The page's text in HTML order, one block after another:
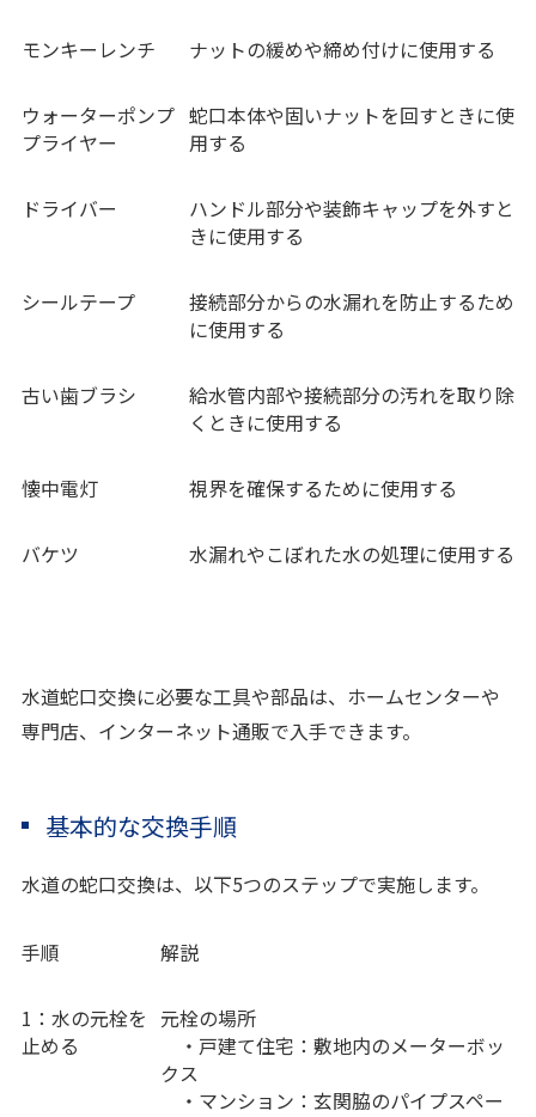
モンキーレンチ ナットの緩めや締め付けに使用する
ウォーターポンプ
プライヤー
蛇口本体や固いナットを回すときに使
用する
ドライバー
ハンドル部分や装飾キャップを外すと
きに使用する
シールテープ
接続部分からの水漏れを防止するため
に使用する
古い歯ブラシ
給水管内部や接続部分の汚れを取り除
くときに使用する
懐中電灯 視界を確保するために使用する
バケツ 水漏れやこぼれた水の処理に使用する
水道蛇口交換に必要な工具や部品は、ホームセンターや
専門店、インターネット通販で入手できます。
基本的な交換手順
水道の蛇口交換は、以下5つのステップで実施します。
手順 解説
1：水の元栓を
止める
元栓の場所
・戸建て住宅：敷地内のメーターボッ
クス
・マンション：玄関脇のパイプスペー